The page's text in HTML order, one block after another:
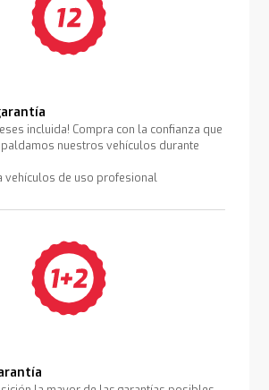
incluida! Compra con la confianza que
nuestros vehículos durante
vehículos de uso profesional